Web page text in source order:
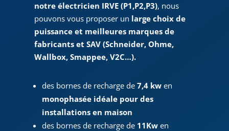
notre électricien IRVE (P1,P2,P3), nous
pouvons vous proposer un large choix de
puissance et meilleures marques de
fabricants et SAV (Schneider, Ohme,
Wallbox, Smappee, V2C…).
des bornes de recharge de7,4 kw en
monophasée idéale pour des
installations en maison
des bornes de recharge de 11Kw en